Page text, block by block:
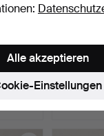
5 Tage
1 Gebot
Einstellungen
Alle akzeptieren